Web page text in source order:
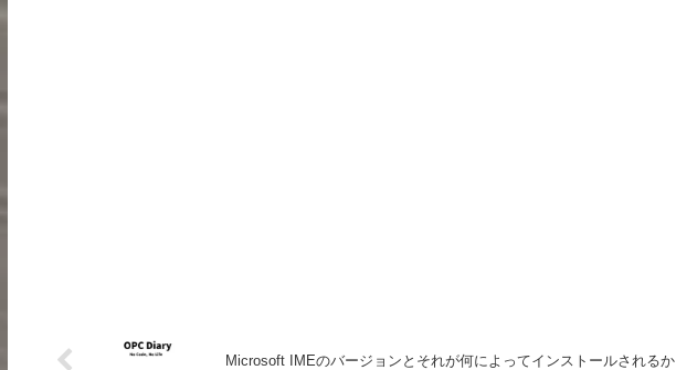
Microsoft IMEのバージョンとそれが何によってインストールされるか